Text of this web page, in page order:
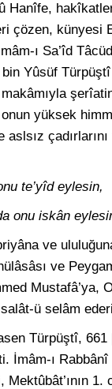
Hanîfe,
çözen, künyesi
ı Sa’îd
Yûsüf
yüksek
te’yîd eylesin,
onu iskân
ve
ve
Mustafâ’ya,
ü selâm
Türpüştî, 661
İmâm-ı Rabbânî
1.